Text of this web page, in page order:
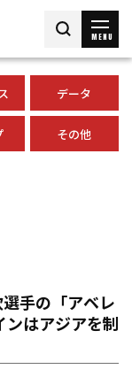
MENU
データ
その他
選手の「アベレ
ンはアジアを制